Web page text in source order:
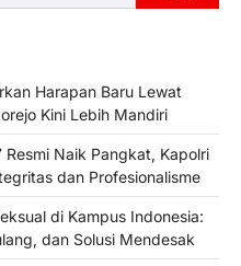
Harapan Baru Lewat
Kini Lebih Mandiri
Resmi Naik Pangkat, Kapolri
dan Profesionalisme
di Kampus Indonesia:
dan Solusi Mendesak